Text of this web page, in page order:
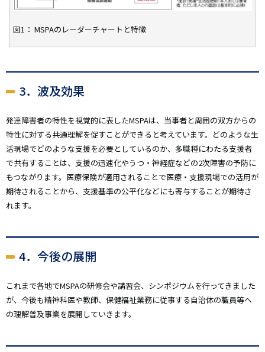
図1： MSPAのレーダーチャートと特徴
3．波及効果
発達障害者の特性を視覚的に表したMSPAは、当事者と周囲の双方からの
特性に対する共通理解を促すことができると考えています。どのような生
活現場でどのような支援を必要としているのか、多職種にわたる支援者
で共有することは、支援の迅速化やうつ・神経症などの2次障害の予防に
もつながります。医療保険が適用されることで医療・支援現場での活用が
期待されることから、支援基準の公平化などにも寄与することが期待さ
れます。
4．今後の展開
これまで各地でMSPAの研修会や講習会、シンポジウムを行ってきました
が、今後も精神科医や教師、保健福祉業務に従事する自治体の職員等へ
の理解普及事業を展開していきます。